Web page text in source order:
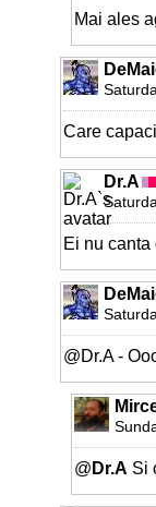
Mai ales
Care
Dr.A
Ei nu
@Dr.A -
@ Dr.A Si